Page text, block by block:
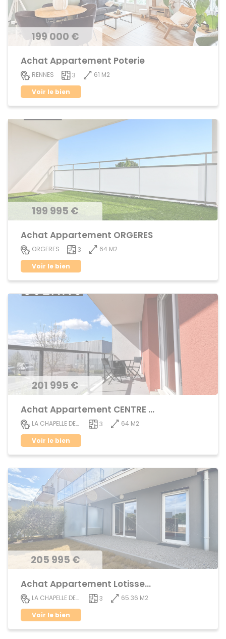
199 000 €
Achat Appartement Poterie
RENNES 3
61 M2
Voir le bien
199 995 €
Achat Appartement ORGERES
ORGERES 3
64 M2
Voir le bien
201 995 €
Achat Appartement CENTRE VILLE
LA CHAPELLE DES FOUGERETZ 3
64 M2
Voir le bien
205 995 €
Achat Appartement Lotissement
LA CHAPELLE DES FOUGERETZ 3
65.36 M2
Voir le bien